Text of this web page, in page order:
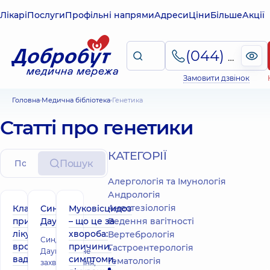
ЛікаріПослугиПрофільні напрямиАдресиЦіниБільшеАкції
(044) 495-2-888
Замовити дзвінок
Головна Медична бібліотека Генетика
Статті про генетики
Пошук
Класифікація,
причини та
лікування
вроджених
вад серця
Синдром
Дауна
Синдром
Дауна - це не
захворювання,
Муковісцидоз
– що це за
хвороба:
причини,
симптоми,
КАТЕГОРІЇ
Алергологія та Імунологія
Андрологія
Анестезіологія
Ведення вагітності
Вертебрологія
Гастроентерологія
Гематологія